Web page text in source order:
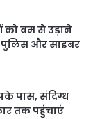
को बम से उड़ाने
और साइबर
पास, संदिग्ध
तक पहुंचाएं